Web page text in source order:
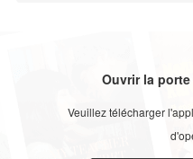
Ouvrir la
Veuillez télécharger